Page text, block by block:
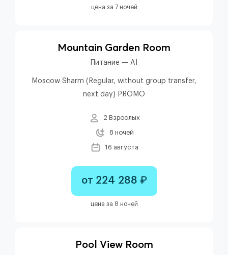
цена за 7 ночей
Mountain Garden Room
Питание — AI
Moscow Sharm (Regular, without group transfer,
next day) PROMO
2 Взрослых
8 ночей
16 августа
от 224 288 ₽
цена за 8 ночей
Pool View Room